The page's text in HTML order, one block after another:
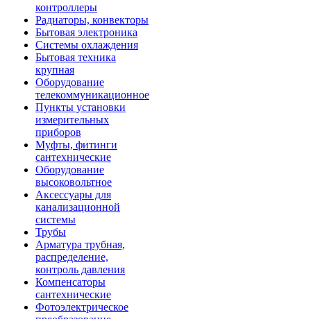
контроллеры
Радиаторы, конвекторы
Бытовая электроника
Системы охлаждения
Бытовая техника
крупная
Оборудование
телекоммуникационное
Пункты установки
измерительных
приборов
Муфты, фитинги
сантехнические
Оборудование
высоковольтное
Аксессуары для
канализационной
системы
Трубы
Арматура трубная,
распределение,
контроль давления
Компенсаторы
сантехнические
Фотоэлектрическое